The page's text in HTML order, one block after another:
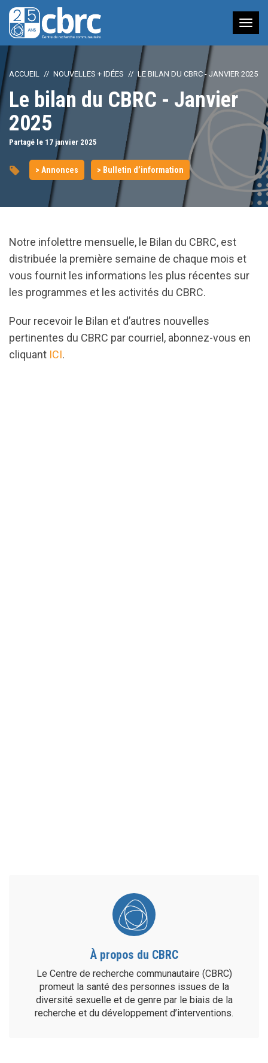
à
ACCUEIL NOUVELLES + IDÉES LE BILAN DU CBRC - JANVIER 2025
Le bilan du CBRC - Janvier
2025
Partagé le 17 janvier 2025
> Annonces > Bulletin d’information
Notre infolettre mensuelle, le Bilan du CBRC, est
distribuée la première semaine de chaque mois et
vous fournit les informations les plus récentes sur
les programmes et les activités du CBRC.
Pour recevoir le Bilan et d’autres nouvelles
pertinentes du CBRC par courriel, abonnez-vous en
cliquant ICI.
À propos du CBRC
Le Centre de recherche communautaire (CBRC)
promeut la santé des personnes issues de la
diversité sexuelle et de genre par le biais de la
recherche et du développement d’interventions.